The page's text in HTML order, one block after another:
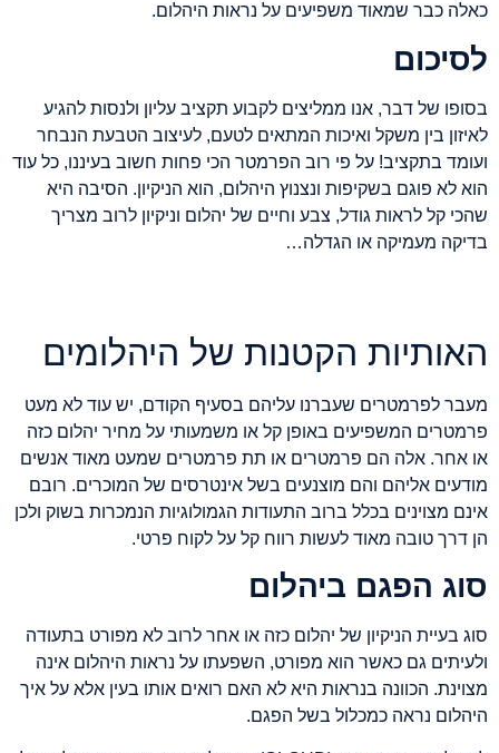
כאלה כבר שמאוד משפיעים על נראות היהלום.
לסיכום
בסופו של דבר, אנו ממליצים לקבוע תקציב עליון ולנסות להגיע
לאיזון בין משקל ואיכות המתאים לטעם, לעיצוב הטבעת הנבחר
ועומד בתקציב! על פי רוב הפרמטר הכי פחות חשוב בעיננו, כל עוד
הוא לא פוגם בשקיפות ונצנוץ היהלום, הוא הניקיון. הסיבה היא
שהכי קל לראות גודל, צבע וחיים של יהלום וניקיון לרוב מצריך
בדיקה מעמיקה או הגדלה…
האותיות הקטנות של היהלומים
מעבר לפרמטרים שעברנו עליהם בסעיף הקודם, יש עוד לא מעט
פרמטרים המשפיעים באופן קל או משמעותי על מחיר יהלום כזה
או אחר. אלה הם פרמטרים או תת פרמטרים שמעט מאוד אנשים
מודעים אליהם והם מוצנעים בשל אינטרסים של המוכרים. רובם
אינם מצוינים בכלל ברוב התעודות הגמולוגיות הנמכרות בשוק ולכן
הן דרך טובה מאוד לעשות רווח קל על לקוח פרטי.
סוג הפגם ביהלום
סוג בעיית הניקיון של יהלום כזה או אחר לרוב לא מפורט בתעודה
ולעיתים גם כאשר הוא מפורט, השפעתו על נראות היהלום אינה
מצוינת. הכוונה בנראות היא לא האם רואים אותו בעין אלא על איך
היהלום נראה כמכלול בשל הפגם.